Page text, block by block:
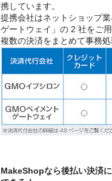
携しています。
提携会社はネットショップ
ゲートウェイ」の 2 社をご用
複数の決済をまとめて事務
MakeShopなら後払い決済